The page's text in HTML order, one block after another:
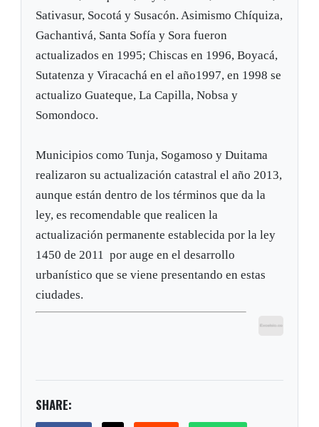
Sativasur, Socotá y Susacón. Asimismo Chíquiza,
Gachantivá, Santa Sofía y Sora fueron
actualizados en 1995; Chiscas en 1996, Boyacá,
Sutatenza y Viracachá en el año1997, en 1998 se
actualizo Guateque, La Capilla, Nobsa y
Somondoco.
Municipios como Tunja, Sogamoso y Duitama
realizaron su actualización catastral el año 2013,
aunque están dentro de los términos que da la
ley, es recomendable que realicen la
actualización permanente establecida por la ley
1450 de 2011 por auge en el desarrollo
urbanístico que se viene presentando en estas
ciudades.
SHARE: